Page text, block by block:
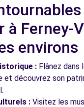
à Ferney-
environs
: Flânez dans
et découvrez son
: Visitez les